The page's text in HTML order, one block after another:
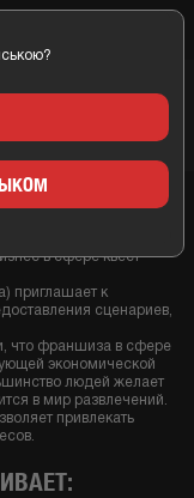
в сфере квест
приглашает к
сценариев,
что франшиза в сфере
экономической
людей желает
в мир развлечений.
привлекать